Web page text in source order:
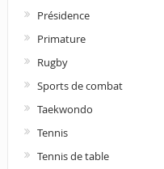
Présidence
Primature
Rugby
Sports de combat
Taekwondo
Tennis
Tennis de table